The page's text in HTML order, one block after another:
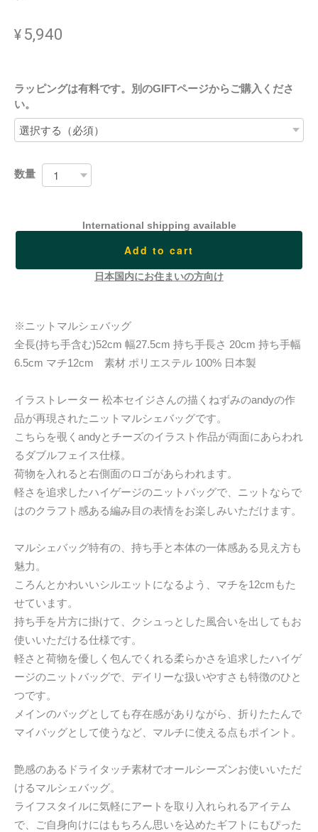
¥5,940
ラッピングは有料です。別のGIFTページからご購入くださ
い。
数量
International shipping available
Add to cart
日本国内にお住まいの方向け
※ニットマルシェバッグ
全長(持ち手含む)52cm 幅27.5cm 持ち手長さ 20cm 持ち手幅
6.5cm マチ12cm 素材 ポリエステル 100% 日本製
イラストレーター 松本セイジさんの描くねずみのandyの作
品が再現されたニットマルシェバッグです。
こちらを覗くandyとチーズのイラスト作品が両面にあらわれ
るダブルフェイス仕様。
荷物を入れると右側面のロゴがあらわれます。
軽さを追求したハイゲージのニットバッグで、ニットならで
はのクラフト感ある編み目の表情をお楽しみいただけます。
マルシェバッグ特有の、持ち手と本体の一体感ある見え方も
魅力。
ころんとかわいいシルエットになるよう、マチを12cmもた
せています。
持ち手を片方に掛けて、クシュっとした風合いを出してもお
使いいただける仕様です。
軽さと荷物を優しく包んでくれる柔らかさを追求したハイゲ
ージのニットバッグで、デイリーな扱いやすさも特徴のひと
つです。
メインのバッグとしても存在感がありながら、折りたたんで
マイバッグとして使うなど、マルチに使える点もポイント。
艶感のあるドライタッチ素材でオールシーズンお使いいただ
けるマルシェバッグ。
ライフスタイルに気軽にアートを取り入れられるアイテム
で、ご自身向けにはもちろん思いを込めたギフトにもぴった